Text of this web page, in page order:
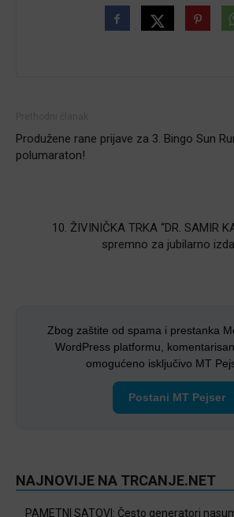
Produžene rane prijave za 3. Bingo Sun
polumaraton!
10. ŽIVINIČKA TRKA “DR. SAMIR
spremno za jubilarno
Zbog zaštite od spama i prestanka
WordPress platformu,
omogućeno isključivo MT
Postani MT Pejser
NAJNOVIJE NA TRCANJE.NET
PAMETNI SATOVI: Često generatori